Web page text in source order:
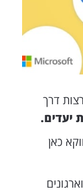
דרך
יעדים.
כאן